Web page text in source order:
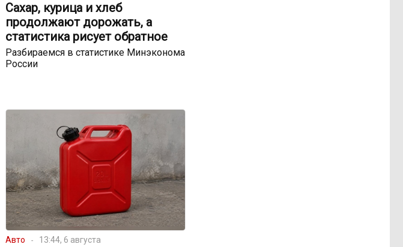
Сахар, курица и хлеб
продолжают дорожать, а
статистика рисует обратное
Разбираемся в статистике Минэконома
России
Авто 13:44, 6 августа